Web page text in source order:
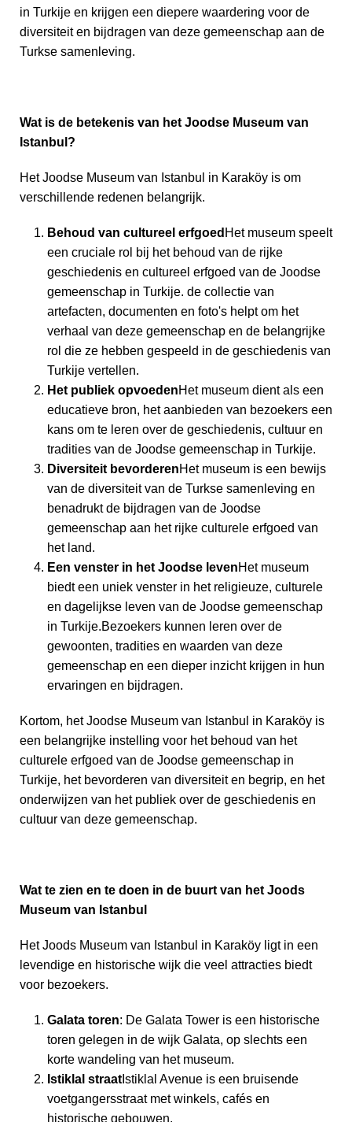
in Turkije en krijgen een diepere waardering voor de
diversiteit en bijdragen van deze gemeenschap aan de
Turkse samenleving.
Wat is de betekenis van het Joodse Museum van
Istanbul?
Het Joodse Museum van Istanbul in Karaköy is om
verschillende redenen belangrijk.
Behoud van cultureel erfgoed Het museum speelt
een cruciale rol bij het behoud van de rijke
geschiedenis en cultureel erfgoed van de Joodse
gemeenschap in Turkije. de collectie van
artefacten, documenten en foto's helpt om het
verhaal van deze gemeenschap en de belangrijke
rol die ze hebben gespeeld in de geschiedenis van
Turkije vertellen.
Het publiek opvoedenHet museum dient als een
educatieve bron, het aanbieden van bezoekers een
kans om te leren over de geschiedenis, cultuur en
tradities van de Joodse gemeenschap in Turkije.
Diversiteit bevorderenHet museum is een bewijs
van de diversiteit van de Turkse samenleving en
benadrukt de bijdragen van de Joodse
gemeenschap aan het rijke culturele erfgoed van
het land.
Een venster in het Joodse levenHet museum
biedt een uniek venster in het religieuze, culturele
en dagelijkse leven van de Joodse gemeenschap
in Turkije.Bezoekers kunnen leren over de
gewoonten, tradities en waarden van deze
gemeenschap en een dieper inzicht krijgen in hun
ervaringen en bijdragen.
Kortom, het Joodse Museum van Istanbul in Karaköy is
een belangrijke instelling voor het behoud van het
culturele erfgoed van de Joodse gemeenschap in
Turkije, het bevorderen van diversiteit en begrip, en het
onderwijzen van het publiek over de geschiedenis en
cultuur van deze gemeenschap.
Wat te zien en te doen in de buurt van het Joods
Museum van Istanbul
Het Joods Museum van Istanbul in Karaköy ligt in een
levendige en historische wijk die veel attracties biedt
voor bezoekers.
Galata toren: De Galata Tower is een historische
toren gelegen in de wijk Galata, op slechts een
korte wandeling van het museum.
Istiklal straat Istiklal Avenue is een bruisende
voetgangersstraat met winkels, cafés en
historische gebouwen.